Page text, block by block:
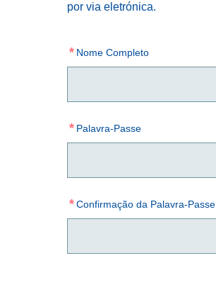
por via eletrónica.
* Nome Completo
* Palavra-Passe
*Confirmação da Palavra-Passe